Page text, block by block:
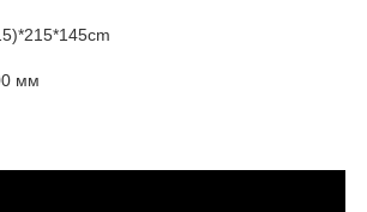
мм